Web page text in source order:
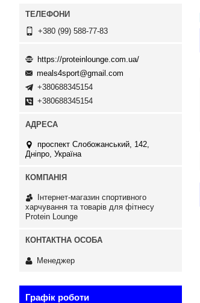
+380 (99) 588-77-83
https://proteinlounge.com.ua/
meals4sport@gmail.com
+380688345154
+380688345154
проспект Слобожанський, 142,
Дніпро, Україна
Інтернет-магазин спортивного
харчування та товарів для фітнесу
Protein Lounge
Менеджер
Графік роботи